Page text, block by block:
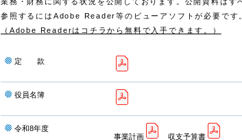
参照するにはAdobe Reader等のビューアソフトが必要です
（Adobe Readerはコチラから無料で入手できます。）
定 款
役員名簿
令和8年度
事業計画
収支予算書